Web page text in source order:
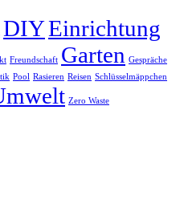
DIYEinrichtung
Freundschaft Garten Gespräche
Pool Rasieren Reisen Schlüsselmäppchen
Zero Waste